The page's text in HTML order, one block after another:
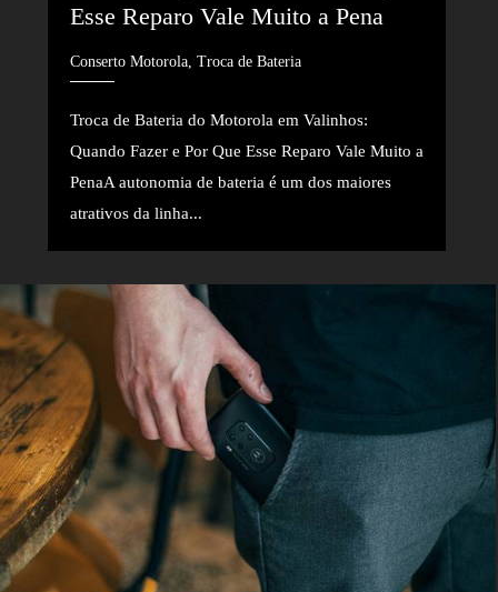
Esse Reparo Vale Muito a Pena
Conserto Motorola, Troca de Bateria
Troca de Bateria do Motorola em Valinhos:
Quando Fazer e Por Que Esse Reparo Vale Muito a
PenaA autonomia de bateria é um dos maiores
atrativos da linha...